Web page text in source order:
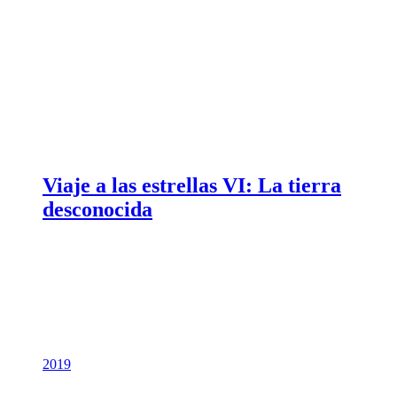
Viaje a las estrellas VI: La tierra
desconocida
2019